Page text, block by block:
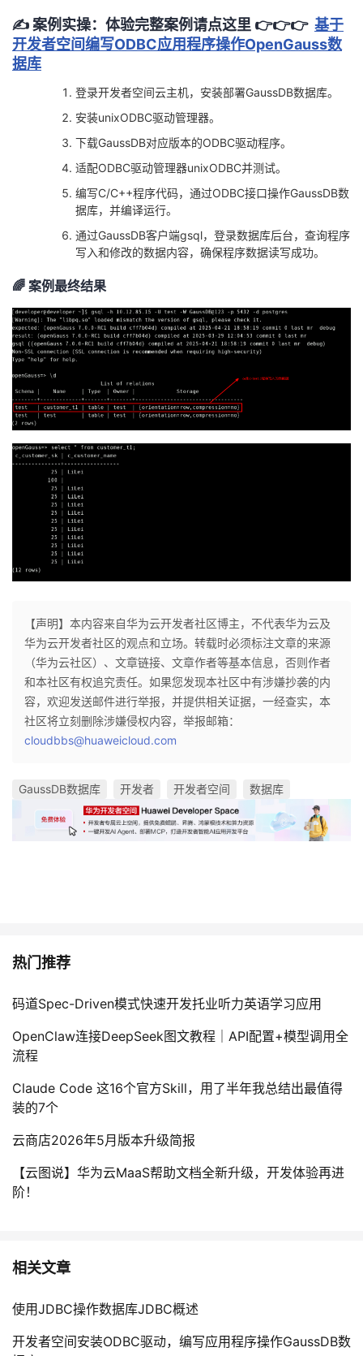
✍️ 案例实操： 体验完整案例请点这里 👉️👉️👉️ 基于
开发者空间编写ODBC应用程序操作OpenGauss数
据库
登录开发者空间云主机，安装部署GaussDB数据库。
安装unixODBC驱动管理器。
下载GaussDB对应版本的ODBC驱动程序。
适配ODBC驱动管理器unixODBC并测试。
编写C/C++程序代码，通过ODBC接口操作GaussDB数
据库，并编译运行。
通过GaussDB客户端gsql，登录数据库后台，查询程序
写入和修改的数据内容，确保程序数据读写成功。
🌈 案例最终结果
【声明】本内容来自华为云开发者社区博主，不代表华为云及
华为云开发者社区的观点和立场。转载时必须标注文章的来源
（华为云社区）、文章链接、文章作者等基本信息，否则作者
和本社区有权追究责任。如果您发现本社区中有涉嫌抄袭的内
容，欢迎发送邮件进行举报，并提供相关证据，一经查实，本
社区将立刻删除涉嫌侵权内容，举报邮箱：
cloudbbs@huaweicloud.com
GaussDB数据库 开发者 开发者空间 数据库
热门推荐
码道Spec-Driven模式快速开发托业听力英语学习应用
OpenClaw连接DeepSeek图文教程｜API配置+模型调用全
流程
Claude Code 这16个官方Skill，用了半年我总结出最值得
装的7个
云商店2026年5月版本升级简报
【云图说】华为云MaaS帮助文档全新升级，开发体验再进
阶！
相关文章
使用JDBC操作数据库JDBC概述
开发者空间安装ODBC驱动，编写应用程序操作GaussDB数